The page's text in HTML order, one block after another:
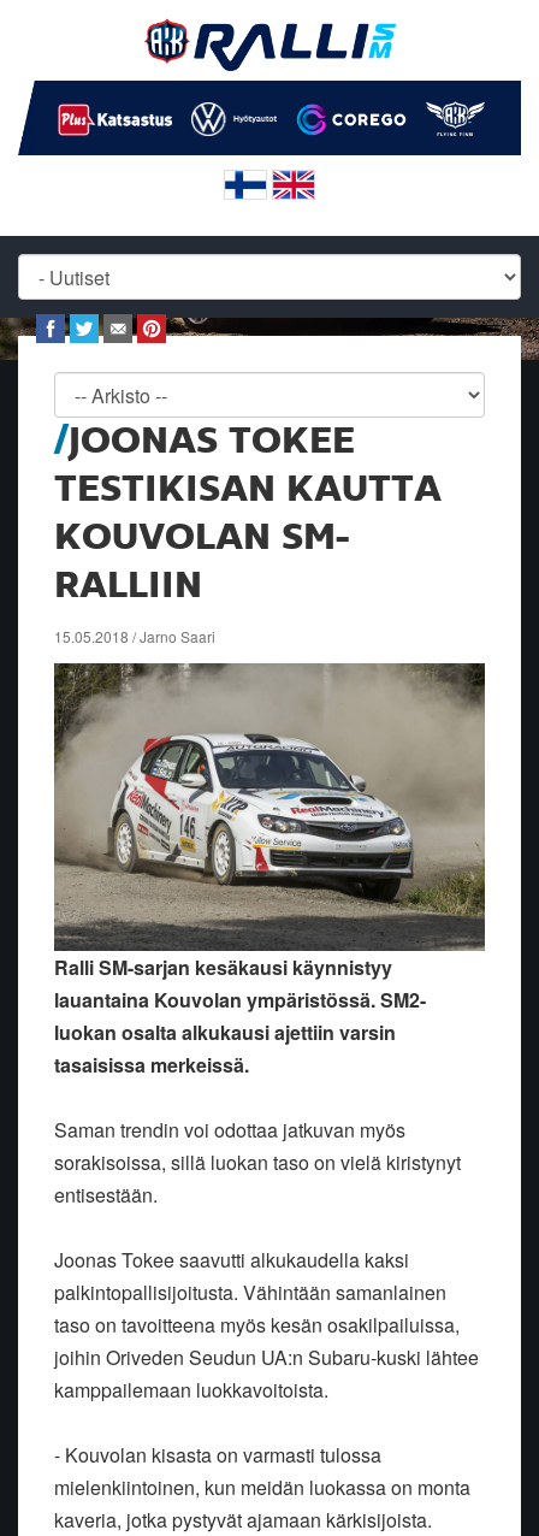
JOONAS TOKEE
TESTIKISAN KAUTTA
KOUVOLAN SM-
RALLIIN
15.05.2018 / Jarno Saari
Ralli SM-sarjan kesäkausi käynnistyy
lauantaina Kouvolan ympäristössä. SM2-
luokan osalta alkukausi ajettiin varsin
tasaisissa merkeissä.
Saman trendin voi odottaa jatkuvan myös
sorakisoissa, sillä luokan taso on vielä kiristynyt
entisestään.
Joonas Tokee saavutti alkukaudella kaksi
palkintopallisijoitusta. Vähintään samanlainen
taso on tavoitteena myös kesän osakilpailuissa,
joihin Oriveden Seudun UA:n Subaru-kuski lähtee
kamppailemaan luokkavoitoista.
- Kouvolan kisasta on varmasti tulossa
mielenkiintoinen, kun meidän luokassa on monta
kaveria, jotka pystyvät ajamaan kärkisijoista.